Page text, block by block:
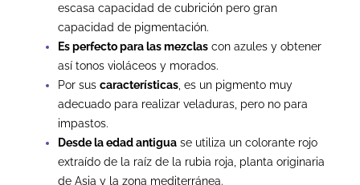
escasa capacidad de cubrición pero gran
capacidad de pigmentación.
Es perfecto para las mezclas con azules y obtener
así tonos violáceos y morados.
Por sus características , es un pigmento muy
adecuado para realizar veladuras, pero no para
impastos.
Desde la edad antigua se utiliza un colorante rojo
extraído de la raíz de la rubia roja, planta originaria
de Asia y la zona mediterránea.